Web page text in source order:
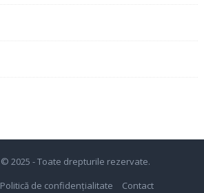
© 2025 - Toate drepturile rezervate.
Politică de confidențialitate Contact